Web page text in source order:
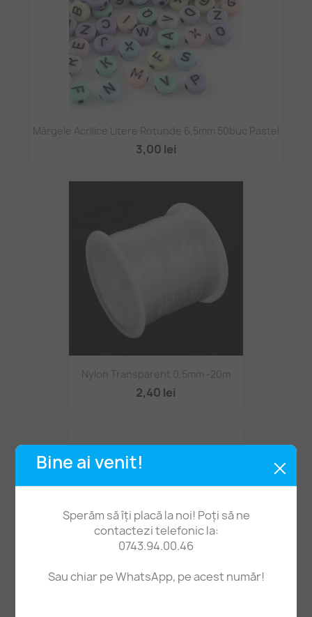
Bine ai venit!
Sperăm să îți placă la noi! Poți să ne
contactezi telefonic la:
0743.94.00.46
Sau chiar pe WhatsApp, pe acest număr!
Mărgele Acrilice Litere Rotunde 6,5mm 50buc Pastel
3,00 lei
Nylon Transparent 0,5mm -20m
2,40 lei